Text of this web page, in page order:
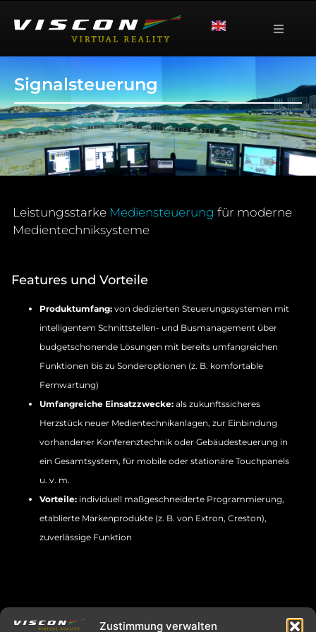
Zustimmung verwalten
Signalsteuerung
Leistungsstarke Mediensteuerung für moderne
Medientechniksysteme
Features und Vorteile
Produktumfang: von dedizierten Steuerungssystemen mit
intelligentem Schnittstellen- und Busmanagement über
budgetschonende Lösungen mit bereits umfangreichen
Funktionen bis zu Sonderoptionen (z. B. komfortable
Fernwartung)
Umfangreiche Einsatzzwecke: als zukunftssicheres
Herzstück neuer Medientechnikanlagen, zur Einbindung
vorhandener Konferenztechnik oder Gebäudesteuerung in
ein Gesamtsystem, für mobile oder stationäre Touchpanels
u. v. m.
Vorteile: individuell maßgeschneiderte Programmierung,
etablierte Markenprodukte (z. B. von Extron, Creston),
zuverlässige Funktion
Audiovision Übersicht